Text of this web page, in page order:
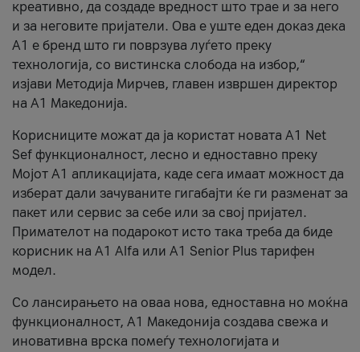
креативно, да создаде вредност што трае и за него
и за неговите пријатели. Ова е уште еден доказ дека
А1 е бренд што ги поврзува луѓето преку
технологија, со вистинска слобода на избор,“
изјави Методија Мирчев, главен извршен директор
на А1 Македонија.
Корисниците можат да ја користат новата А1 Net
Sef функционалност, лесно и едноставно преку
Мојот А1 апликацијата, каде сега имаат можност да
изберат дали зачуваните гигабајти ќе ги разменат за
пакет или сервис за себе или за свој пријател.
Примателот на подарокот исто така треба да биде
корисник на А1 Alfa или A1 Senior Plus тарифен
модел.
Со лансирањето на оваа нова, едноставна но моќна
функционалност, А1 Македонија создава свежа и
иновативна врска помеѓу технологијата и